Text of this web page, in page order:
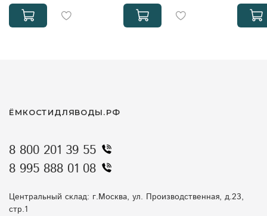
ЁМКОСТИДЛЯВОДЫ.РФ
8 800 201 39 55
8 995 888 01 08
Центральный склад: г.Москва, ул. Производственная, д.23,
стр.1